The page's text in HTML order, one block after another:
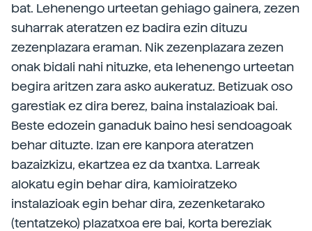
bat. Lehenengo urteetan gehiago gainera, zezen
suharrak ateratzen ez badira ezin dituzu
zezenplazara eraman. Nik zezenplazara zezen
onak bidali nahi nituzke, eta lehenengo urteetan
begira aritzen zara asko aukeratuz. Betizuak oso
garestiak ez dira berez, baina instalazioak bai.
Beste edozein ganaduk baino hesi sendoagoak
behar dituzte. Izan ere kanpora ateratzen
bazaizkizu, ekartzea ez da txantxa. Larreak
alokatu egin behar dira, kamioiratzeko
instalazioak egin behar dira, zezenketarako
(tentatzeko) plazatxoa ere bai, korta bereziak